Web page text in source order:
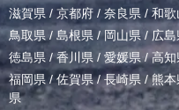
滋賀県 / 京都府 / 奈良県 / 和歌
鳥取県/ 島根県 /岡山県/ 広島
徳島県 /香川県 / 愛媛県/高知
福岡県/佐賀県/長崎県 /熊本
県